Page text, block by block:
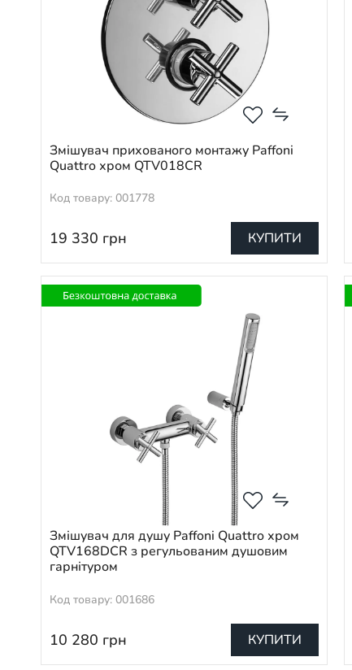
Змішувач прихованого монтажу Paffoni
Quattro хром QTV018CR
Код товару: 001778
19 330 грн КУПИТИ
Змішувач для душу Paffoni Quattro хром
QTV168DCR з регульованим душовим
гарнітуром
Код товару: 001686
10 280 грн КУПИТИ